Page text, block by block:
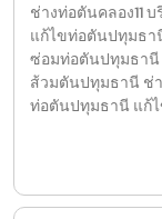
ช่างท่อตันคลอง11
แก้ไขท่อตันปทุมธา
ซ่อมท่อตันปทุมธานี
ส้วมตันปทุมธานี ช่
ท่อตันปทุมธานี แก้